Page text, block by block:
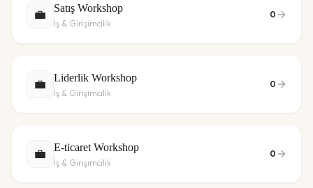
💼 Satış Workshop
İş & Girişimcilik
0
💼 Liderlik Workshop
İş & Girişimcilik
0
💼 E-ticaret Workshop
İş & Girişimcilik
0